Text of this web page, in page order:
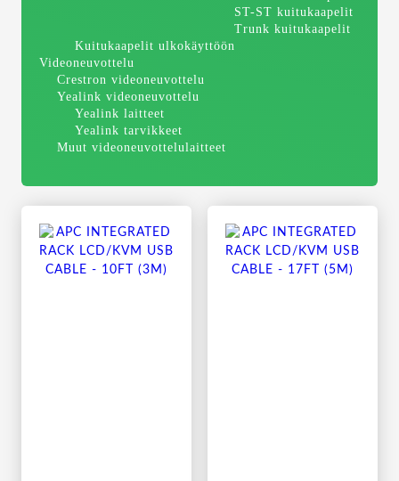
ST-ST kuitukaapelit
Trunk kuitukaapelit
Kuitukaapelit ulkokäyttöön
Videoneuvottelu
Crestron videoneuvottelu
Yealink videoneuvottelu
Yealink laitteet
Yealink tarvikkeet
Muut videoneuvottelulaitteet